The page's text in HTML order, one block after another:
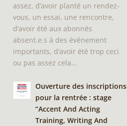
assez, d’avoir planté un rendez-
vous, un essai, une rencontre,
d’avoir été aux abonnés
absent.e.s à des événement
importants, d’avoir été trop ceci
ou pas assez cela…
Ouverture des inscriptions
pour la rentrée : stage
“Accent And Acting
Training, Writing And